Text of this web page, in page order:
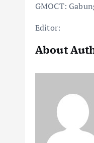
GMOCT:
Editor:
About